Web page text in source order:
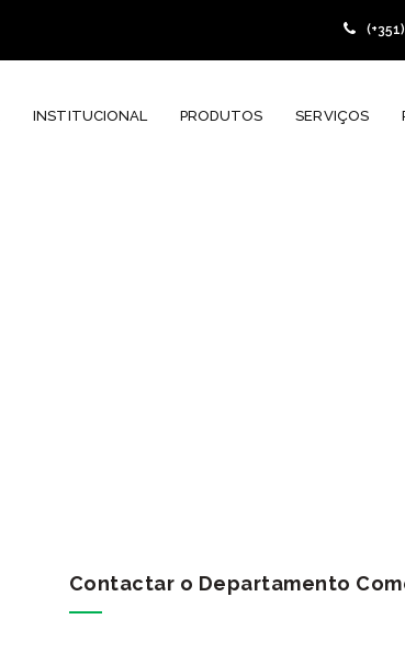
INSTITUCIONAL PRODUTOS SERVIÇOS
Contactar o Departamento